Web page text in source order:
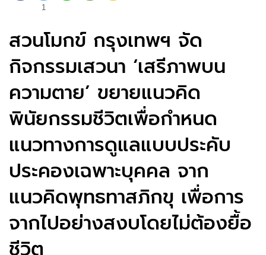
1
สวนโมกข์ กรุงเทพฯ จัด
กิจกรรมเสวนา ‘เสรีภาพบน
ความตาย’ ขยายแนวคิด
พินัยกรรมชีวิตเพื่อกำหนด
แนวทางการดูแลแบบประคับ
ประคองเฉพาะบุคคล จาก
แนวคิดพุทธทาสภิกขุ เพื่อการ
จากไปอย่างสงบโดยไม่ต้องยื้อ